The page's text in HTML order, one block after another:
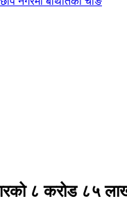
८ करोड ८५